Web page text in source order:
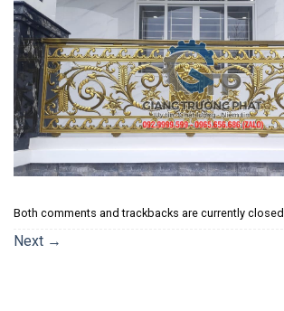
Both comments and trackbacks are currently closed.
Next →